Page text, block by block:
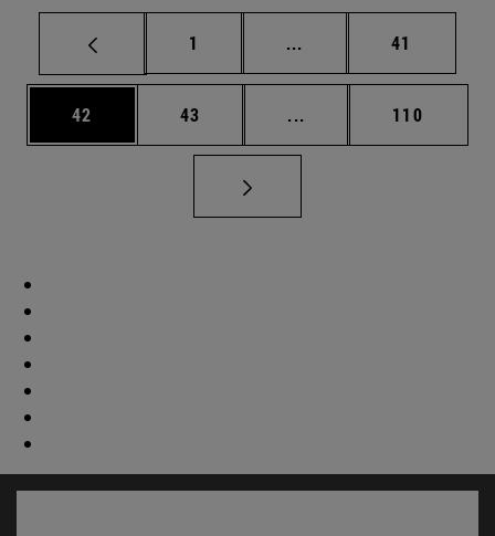
Página
1 ... Páginas intermedias
Página
41
Página
42 Página
43 ... Páginas intermedias
Página
110